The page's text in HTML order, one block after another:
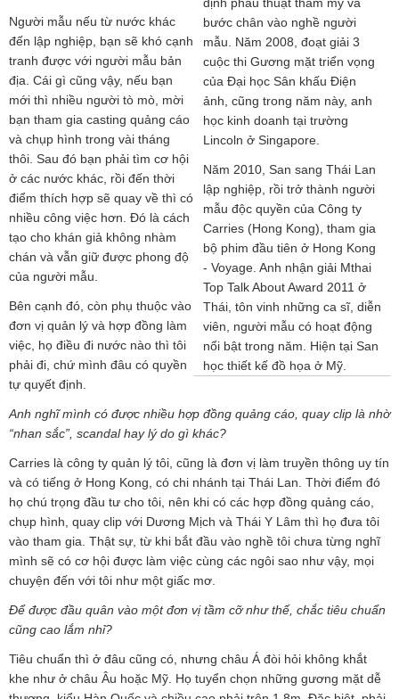
bước chân vào nghề người
mẫu. Năm 2008, đoạt giải 3
cuộc thi Gương mặt triển vọng
của Đại học Sân khấu Điện
ảnh, cũng trong năm này, anh
học kinh doanh tại trường
Lincoln ở Singapore.
Năm 2010, San sang Thái Lan
lập nghiệp, rồi trở thành người
mẫu độc quyền của Công ty
Carries (Hong Kong), tham gia
bộ phim đầu tiên ở Hong Kong
- Voyage. Anh nhận giải Mthai
Top Talk About Award 2011 ở
Thái, tôn vinh những ca sĩ, diễn
viên, người mẫu có hoạt động
nổi bật trong năm. Hiện tại San
học thiết kế đồ họa ở Mỹ.
Người mẫu nếu từ nước khác
đến lập nghiệp, bạn sẽ khó cạnh
tranh được với người mẫu bản
địa. Cái gì cũng vậy, nếu bạn
mới thì nhiều người tò mò, mời
bạn tham gia casting quảng cáo
và chụp hình trong vài tháng
thôi. Sau đó bạn phải tìm cơ hội
ở các nước khác, rồi đến thời
điểm thích hợp sẽ quay về thì có
nhiều công việc hơn. Đó là cách
tạo cho khán giả không nhàm
chán và vẫn giữ được phong độ
của người mẫu.
Bên cạnh đó, còn phụ thuộc vào
đơn vị quản lý và hợp đồng làm
việc, họ điều đi nước nào thì tôi
phải đi, chứ mình đâu có quyền
tự quyết định.
Anh nghĩ mình có được nhiều hợp đồng quảng cáo, quay clip là nhờ
“nhan sắc”, scandal hay lý do gì khác?
Carries là công ty quản lý tôi, cũng là đơn vị làm truyền thông uy tín
và có tiếng ở Hong Kong, có chi nhánh tại Thái Lan. Thời điểm đó
họ chú trọng đầu tư cho tôi, nên khi có các hợp đồng quảng cáo,
chụp hình, quay clip với Dương Mịch và Thái Y Lâm thì họ đưa tôi
vào tham gia. Thật sự, từ khi bắt đầu vào nghề tôi chưa từng nghĩ
mình sẽ có cơ hội được làm việc cùng các ngôi sao như vậy, mọi
chuyện đến với tôi như một giấc mơ.
Để được đầu quân vào một đơn vị tầm cỡ như thế, chắc tiêu chuẩn
cũng cao lắm nhỉ?
Tiêu chuẩn thì ở đâu cũng có, nhưng châu Á đòi hỏi không khắt
khe như ở châu Âu hoặc Mỹ. Họ tuyển chọn những gương mặt dễ